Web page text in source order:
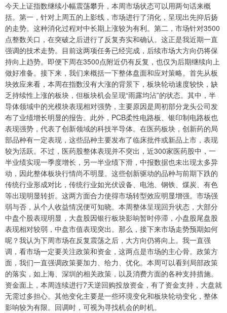
今天上证指数继续小幅震荡攀升，本周市场状态可以用两句话来概
括。第一，针对上周五的上影线，市场进行了消化，呈现出先抑后扬
的走势。这种消化过程对中长期上涨较为有利。第二，市场针对3500
点整数关口，在突破之后进行了反复夯实和确认。这正是我近期一直
强调的技术走势。目前这两项任务已经完成，后续市场大方向仍将保
持向上趋势。即便下周在3500点附近仍有反复，也仅为后期继续向上
做好准备。接下来，我们来概括一下整体盘面和应对策略。首先从板
块效应来看，本周在指数没有大涨的背景下，板块轮动速度较快，缺
乏持续性上涨的板块，但板块机会呈现“雨露均沾”的状态。其中，半
导体领域中的光模块表现相对强势，主要原因是周初部分龙头公司发
布了业绩增长明显的报告。此外，PCB柔性电路板、银印制电路板也
表现强势，代表了创新领域的科技半导体。在医药板块，创新药的局
部品种有一定表现，这些品种主要发布了临床批件或新品上市，表现
较为活跃。不过，医药股整体表现并不突出，近300家医药股中，一
半业绩实现一季度增长，另一半业绩下滑，中报数据也未出现太多异
动，因此整体板块行情尚不明显。这些创新驱动的品种与前期下跌的
传统行业形成对比，传统行业如光伏设备、电池、钢铁、煤炭、有色
等出现明显转折。这两方面合力使得市场转型效应明显增强。市场强
弱与否，从个人收益情况便可知晓。本周整体呈现回升状态，大部分
中盘个股表现明显，大盘股因银行板块影响暂时停滞，小盘股尾盘股
表现相对较弱，中盘市值表现突出。那么，接下来市场走势预期如何
呢？我认为下周市场在反复震荡之后，大方向仍将向上。我一直强
调，看市场一定要关注政策和资金，这两点是市场的主心骨。政策方
面，我们一直强调政策要加力、给力、优化。本周可以看到局部政策
的落实，如上海、深圳的相关政策，以及消费方面的各种支持措施。
资金面上，本周连续进行7天逆回购投放资金，有了资金支持，大盘就
无需过多担心。其他变化主要是一些环境变化和板块轮动变化，整体
影响较为有限。回调时，可视为寻找机会的时机。